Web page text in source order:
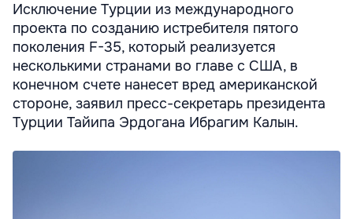
Исключение Турции из международного
проекта по созданию истребителя пятого
поколения F-35, который реализуется
несколькими странами во главе с США, в
конечном счете нанесет вред американской
стороне, заявил пресс-секретарь президента
Турции Тайипа Эрдогана Ибрагим Калын.